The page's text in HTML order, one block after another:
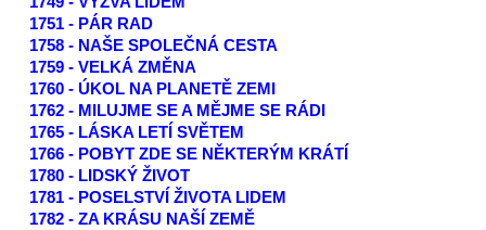
1751 - PÁR RAD
1758 - NAŠE SPOLEČNÁ CESTA
1759 - VELKÁ ZMĚNA
1760 - ÚKOL NA PLANETĚ ZEMI
1762 - MILUJME SE A MĚJME SE RÁDI
1765 - LÁSKA LETÍ SVĚTEM
1766 - POBYT ZDE SE NĚKTERÝM KRÁTÍ
1780 - LIDSKÝ ŽIVOT
1781 - POSELSTVÍ ŽIVOTA LIDEM
1782 - ZA KRÁSU NAŠÍ ZEMĚ